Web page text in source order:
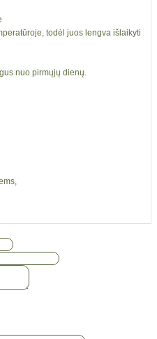
todėl juos lengva išlaikyti
nuo pirmųjų dienų.